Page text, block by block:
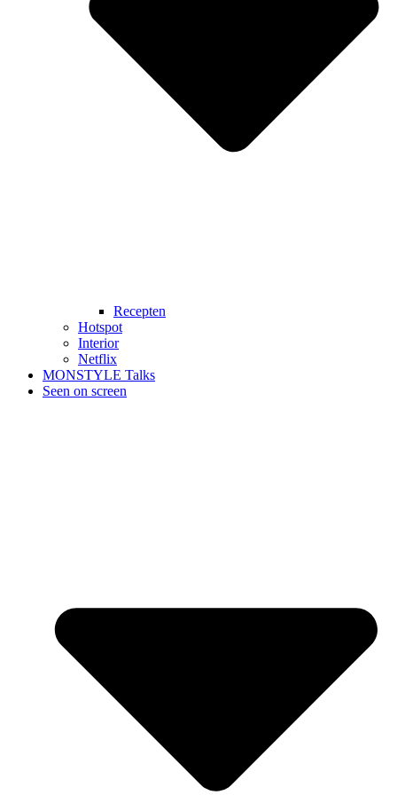
Recepten
Hotspot
Interior
Netflix
MONSTYLE Talks
Seen on screen